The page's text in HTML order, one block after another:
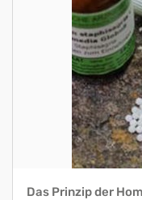
Das Prinzip der